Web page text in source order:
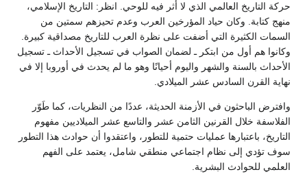
حركة التاريخ العالمي الذي لا أثر فيه للوحي. انظر: التاريخ الإسلامي،
منهج كتابة. وكان حياد المؤرخين العرب وعدم تحيزهم سمتين من
السمات الكثيرة التي أضفت على نظرة العرب للتاريخ مصداقية كبيرة.
وكانوا هم أول من ابتكر ـ لضمان الصواب في تسجيل الأحداث ـ تسجيل
الأحداث بالسنة والشهر واليوم أحيانًا وهو ما لم يحدث في أوروبا إلا في
نهاية القرن السادس عشر الميلادي.
وافترض الباحثون في الأزمنة الحديثة، عددًا من النظريات، كما طَوّر
الفلاسفة خلال القرنين الثامن عشر والتاسع عشر الميلاديين مفهوم
التاريخ، باعتبارها عمليات حتمية للتطور، واعتقدوا أن حوادث هذا التطور
سوف تؤدي إلى نظام اجتماعي منطقي شامل، يعتمد على الفهم
العلمي للحوادث البشرية.